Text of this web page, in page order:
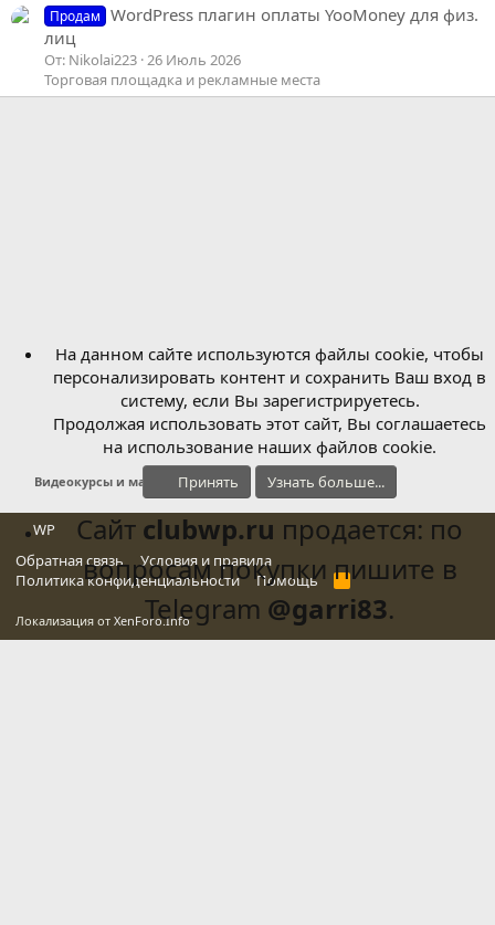
Продам
WordPress плагин оплаты YooMoney для физ.
лиц
От: Nikolai223 26 Июль 2026
Торговая площадка и рекламные места
Видеокурсы и мануалы
WP
Обратная связь
Условия и правила
Политика конфиденциальности
Помощь
R
S
Локализация от XenForo.Info
На данном сайте используются файлы cookie, чтобы
персонализировать контент и сохранить Ваш вход в
систему, если Вы зарегистрируетесь.
Продолжая использовать этот сайт, Вы соглашаетесь
на использование наших файлов cookie.
Принять Узнать больше...
Сайт clubwp.ru продается: по
вопросам покупки пишите в
Telegram @garri83.